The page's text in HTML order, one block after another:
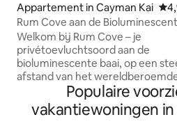
Appartement in Cayman Kai
Rum Cove aan de
met uitzicht op de oceaan
Welkom bij Rum Cove – je
privétoevluchtsoord aan de
bioluminescente baai, op een
afstand van het
met één slaapkamer maakt deel
een charmante triplex en biedt
Populaire
vakantiewoningen